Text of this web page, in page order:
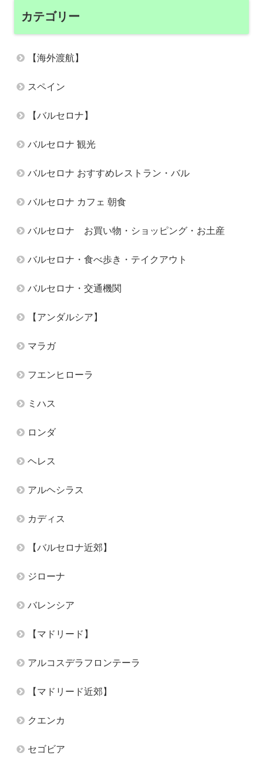
カテゴリー
【海外渡航】
スペイン
【バルセロナ】
バルセロナ 観光
バルセロナ おすすめレストラン・バル
バルセロナ カフェ 朝食
バルセロナ お買い物・ショッピング・お土産
バルセロナ・食べ歩き・テイクアウト
バルセロナ・交通機関
【アンダルシア】
マラガ
フエンヒローラ
ミハス
ロンダ
ヘレス
アルヘシラス
カディス
【バルセロナ近郊】
ジローナ
バレンシア
【マドリード】
アルコスデラフロンテーラ
【マドリード近郊】
クエンカ
セゴビア